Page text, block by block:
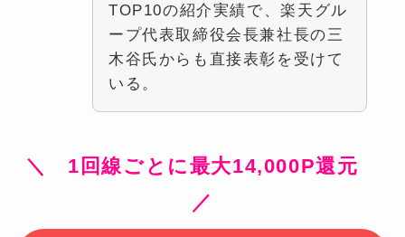
TOP10の紹介実績で、楽天グル
ープ代表取締役会長兼社長の三
木谷氏からも直接表彰を受けて
いる。
＼ 1回線ごとに最大14,000P還元
／